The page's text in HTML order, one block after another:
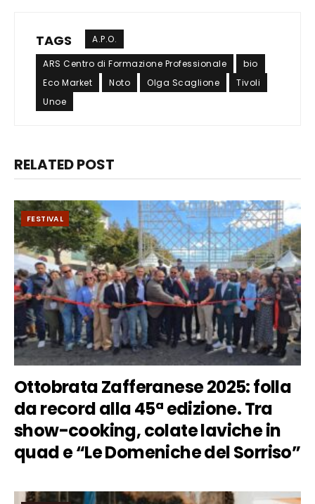
TAGS A.P.O.
ARS Centro di Formazione Professionale
bio
Eco Market
Noto Olga Scaglione
Tivoli
Unoe
RELATED POST
FESTIVAL
Ottobrata Zafferanese 2025: folla
da record alla 45ª edizione. Tra
show-cooking, colate laviche in
quad e “Le Domeniche del Sorriso”